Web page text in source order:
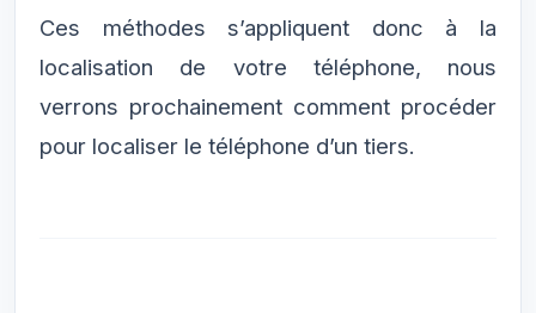
Ces méthodes s’appliquent donc à la
localisation de votre téléphone, nous
verrons prochainement comment procéder
pour localiser le téléphone d’un tiers.